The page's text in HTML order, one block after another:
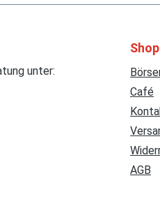
unter:
Café
AGB